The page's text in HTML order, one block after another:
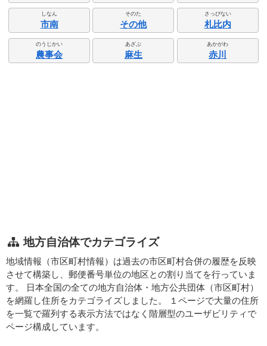
しなん
市南
そのた
その他
さっぴない
札比内
のうじかい
農事会
あざぶ
麻生
あかがわ
赤川
地方自治体でカテゴライズ
地域情報（市区町村情報）は過去の市区町村合併の履歴を反映
させて構築し、郵便番号単位の地区との割り当てを行っていま
す。 日本全国の全ての地方自治体・地方公共団体（市区町村）
を網羅し住所をカテゴライズしました。 １ページで大量の住所
を一覧で羅列する表示方法ではなく階層型のユーザビリティで
ページ構成しています。